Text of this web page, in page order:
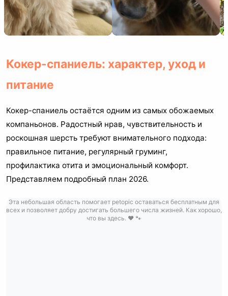
Кокер-спаниель: характер, уход и
питание
Кокер-спаниель остаётся одним из самых обожаемых
компаньонов. Радостный нрав, чувствительность и
роскошная шерсть требуют внимательного подхода:
правильное питание, регулярный груминг,
профилактика отита и эмоциональный комфорт.
Представляем подробный план 2026.
Эта небольшая область помогает petopic оставаться бесплатным для
всех и позволяет добру достигать большего числа жизней. Как хорошо,
что вы здесь. ❤️ 🐾